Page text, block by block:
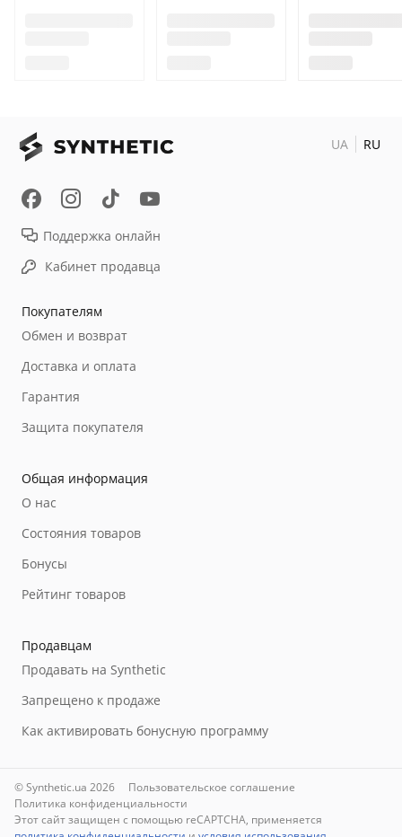
Покупателям
Обмен и возврат
Доставка и оплата
Гарантия
Защита покупателя
Общая информация
О нас
Состояния товаров
Бонусы
Рейтинг товаров
Продавцам
Продавать на Synthetic
Запрещено к продаже
Как активировать бонусную программу
Поддержка онлайн
Кабинет продавца
© Synthetic.ua 2026
Пользовательское соглашение
Политика конфиденциальности
Этот сайт защищен с помощью reCAPTCHA, применяется
UA RU